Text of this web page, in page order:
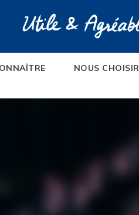
NOUS CHOISIR